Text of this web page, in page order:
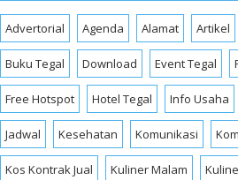
Advertorial Agenda Alamat Artikel
Buku Tegal Download Event Tegal
Free Hotspot Hotel Tegal Info Usaha
Jadwal Kesehatan Komunikasi
Kos Kontrak Jual Kuliner Malam